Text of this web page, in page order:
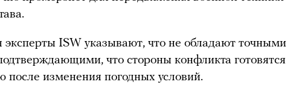
ISW указывают, что не обладают точными
что стороны конфликта готовятся
после изменения погодных условий.